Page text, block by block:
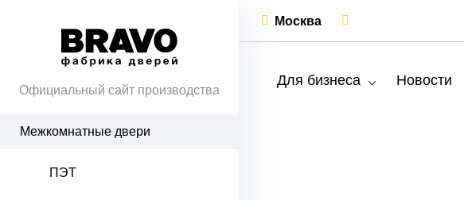
Официальный сайт производства
Межкомнатные двери
ПЭТ
Москва
Для бизнеса Новости